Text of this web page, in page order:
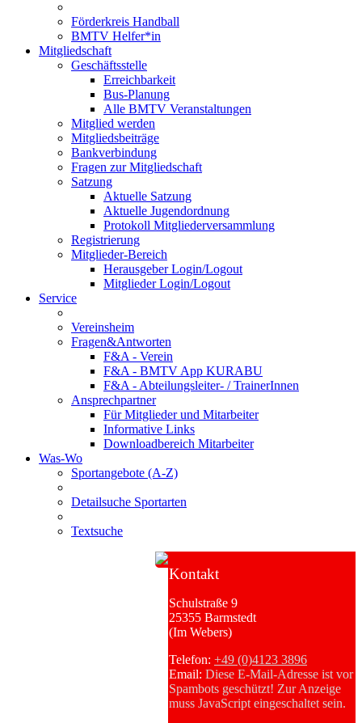
Förderkreis Handball
BMTV Helfer*in
Mitgliedschaft
Geschäftsstelle
Erreichbarkeit
Bus-Planung
Alle BMTV Veranstaltungen
Mitglied werden
Mitgliedsbeiträge
Bankverbindung
Fragen zur Mitgliedschaft
Satzung
Aktuelle Satzung
Aktuelle Jugendordnung
Protokoll Mitgliederversammlung
Registrierung
Mitglieder-Bereich
Herausgeber Login/Logout
Mitglieder Login/Logout
Service
Vereinsheim
Fragen&Antworten
F&A - Verein
F&A - BMTV App KURABU
F&A - Abteilungsleiter- / TrainerInnen
Ansprechpartner
Für Mitglieder und Mitarbeiter
Informative Links
Downloadbereich Mitarbeiter
Was-Wo
Sportangebote (A-Z)
Detailsuche Sportarten
Textsuche
Kontakt
Schulstraße 9
25355 Barmstedt
(Im Webers)
Telefon: +49 (0)4123 3896
Email: Diese E-Mail-Adresse ist vor
Spambots geschützt! Zur Anzeige
muss JavaScript eingeschaltet sein.